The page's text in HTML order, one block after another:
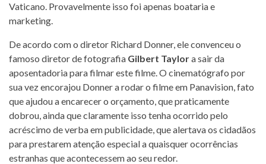
Vaticano. Provavelmente isso foi apenas boataria e
marketing.
De acordo com o diretor Richard Donner, ele convenceu o
famoso diretor de fotografia Gilbert Taylora sair da
aposentadoria para filmar este filme. O cinematógrafo por
sua vez encorajou Donner a rodar o filme em Panavision, fato
que ajudou a encarecer o orçamento, que praticamente
dobrou, ainda que claramente isso tenha ocorrido pelo
acréscimo de verba em publicidade, que alertava os cidadãos
para prestarem atenção especial a quaisquer ocorrências
estranhas que acontecessem ao seu redor.